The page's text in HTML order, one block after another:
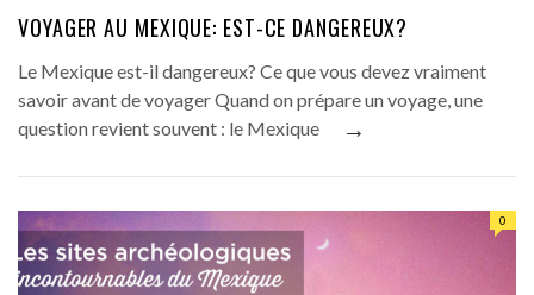
VOYAGER AU MEXIQUE: EST-CE DANGEREUX?
Le Mexique est-il dangereux? Ce que vous devez vraiment
savoir avant de voyager Quand on prépare un voyage, une
question revient souvent : le Mexique
→
0